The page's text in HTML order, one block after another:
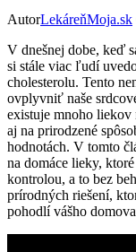
AutorLekáreňMoja.sk
V dnešnej dobe, keď
‌si stále viac ľudí
cholesterolu. Tento
ovplyvniť naše
existuje mnoho
aj na prirodzené
hodnotách. V tomto
na domáce lieky,
kontrolou, a to bez
prírodných ⁤riešení,‌
pohodlí vášho